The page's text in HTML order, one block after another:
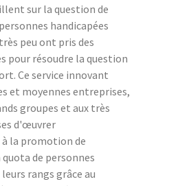
sur la question de
handicapées
peu ont pris des
pour résoudre la question
Ce service innovant
et moyennes entreprises,
groupes et aux très
d'œuvrer
la promotion de
de personnes
rangs grâce au